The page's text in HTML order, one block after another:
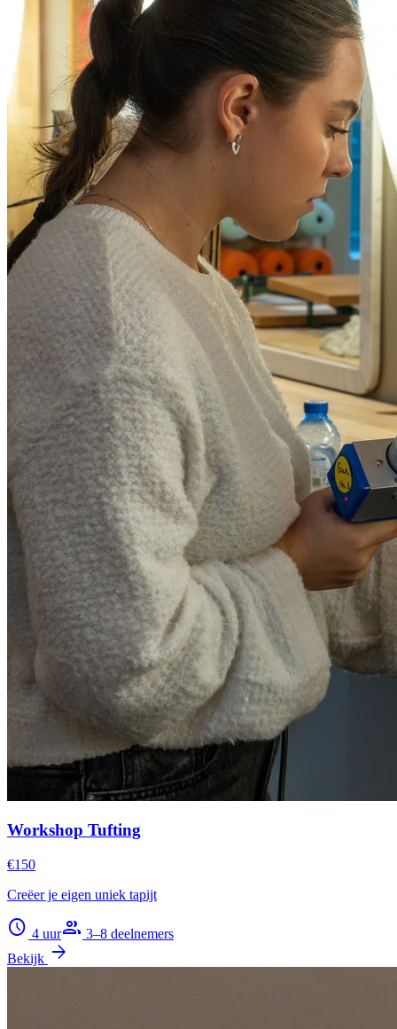
Workshop Tufting
€150
Creëer je eigen uniek tapijt
schedule 4 uurgroup 3–8 deelnemers
Bekijk arrow_forward